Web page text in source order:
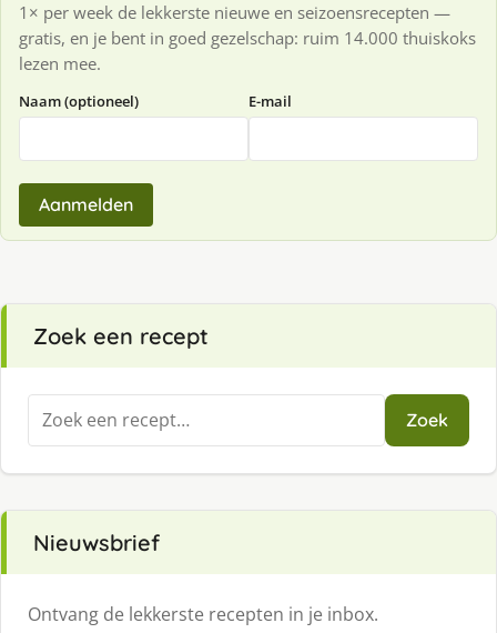
1× per week de lekkerste nieuwe en seizoensrecepten —
gratis, en je bent in goed gezelschap: ruim 14.000 thuiskoks
lezen mee.
Naam (optioneel) E-mail
Aanmelden
Zoek een recept
Zoeken
naar:
Zoek
Nieuwsbrief
Ontvang de lekkerste recepten in je inbox.